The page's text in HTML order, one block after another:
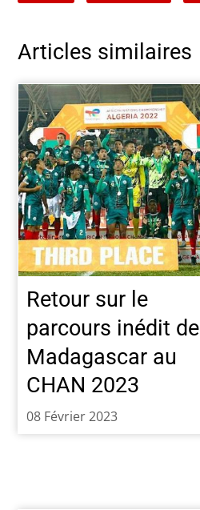
Articles similaires
Retour sur le
parcours inédit de
Madagascar au
CHAN 2023
08 Février 2023